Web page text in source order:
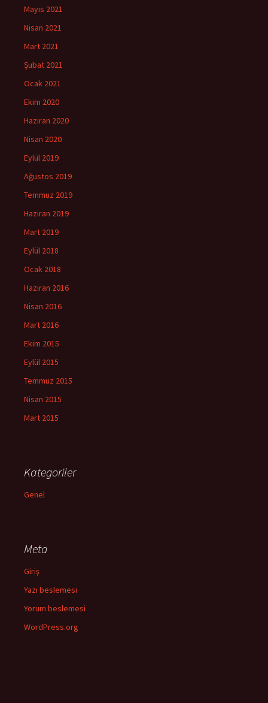
Mayıs 2021
Nisan 2021
Mart 2021
Şubat 2021
Ocak 2021
Ekim 2020
Haziran 2020
Nisan 2020
Eylül 2019
Ağustos 2019
Temmuz 2019
Haziran 2019
Mart 2019
Eylül 2018
Ocak 2018
Haziran 2016
Nisan 2016
Mart 2016
Ekim 2015
Eylül 2015
Temmuz 2015
Nisan 2015
Mart 2015
Kategoriler
Genel
Meta
Giriş
Yazı beslemesi
Yorum beslemesi
WordPress.org